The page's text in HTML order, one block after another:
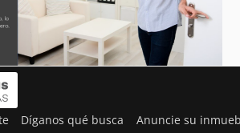
Díganos qué busca Anuncie su